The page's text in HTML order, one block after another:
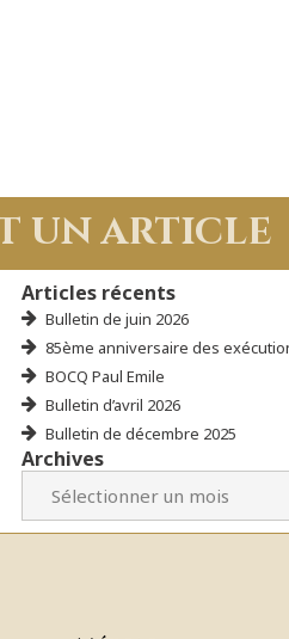
un article
Articles récents
Bulletin de juin 2026
85ème anniversaire des
BOCQ Paul Emile
Bulletin d’avril 2026
Bulletin de décembre 2025
Archives